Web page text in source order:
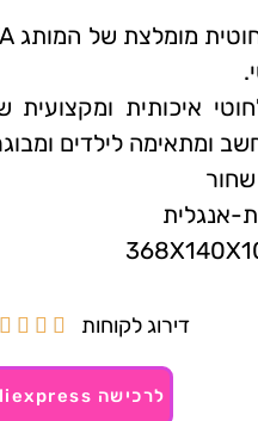
איכותית
ומתאימה לילדים
אנגלית
דירוג לקוחות 



לרכישה aliexpress